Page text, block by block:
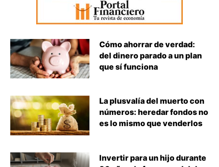
Cómo ahorrar de verdad:
del dinero parado a un plan
que sí funciona
La plusvalía del muerto con
números: heredar fondos no
es lo mismo que venderlos
Invertir para un hijo durante